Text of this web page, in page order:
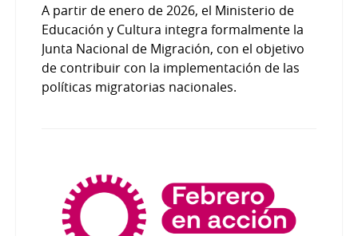
A partir de enero de 2026, el Ministerio de
Educación y Cultura integra formalmente la
Junta Nacional de Migración, con el objetivo
de contribuir con la implementación de las
políticas migratorias nacionales.